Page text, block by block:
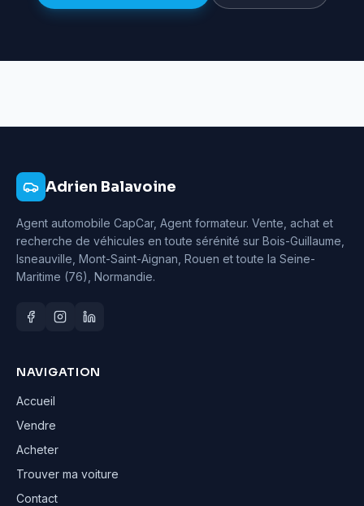
Adrien Balavoine
Agent automobile CapCar, Agent formateur. Vente, achat et
recherche de véhicules en toute sérénité sur Bois-Guillaume,
Isneauville, Mont-Saint-Aignan, Rouen et toute la Seine-
Maritime (76), Normandie.
NAVIGATION
Accueil
Vendre
Acheter
Trouver ma voiture
Contact